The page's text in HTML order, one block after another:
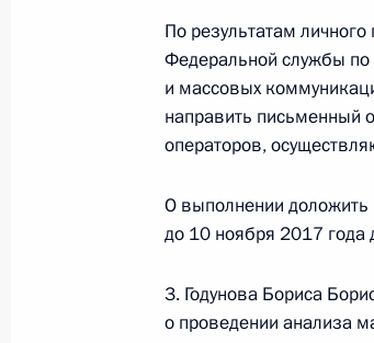
29 октября 2019 года, 20:29
15 октября 2019
руководитель
Армен Ханян провёл
15 октября 2019 года, 20:31
По результатам
Федеральной службы по
и массовых
направить письменный
операторов,
О выполнении
до 10 ноября 2017 года
3. Годунова Бориса
о проведении анализа